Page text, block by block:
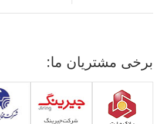
برخی مشتریان ما: